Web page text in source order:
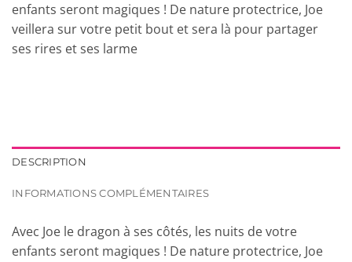
enfants seront magiques ! De nature protectrice, Joe
veillera sur votre petit bout et sera là pour partager
ses rires et ses larme
DESCRIPTION
INFORMATIONS COMPLÉMENTAIRES
Avec Joe le dragon à ses côtés, les nuits de votre
enfants seront magiques ! De nature protectrice, Joe